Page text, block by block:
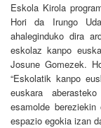
Eskola Kirola
Hori da Irungo
ahaleginduko dira
eskolaz kanpo
Josune Gomezek.
“Eskolatik kanpo
euskara
esamolde
espazio egokia izan